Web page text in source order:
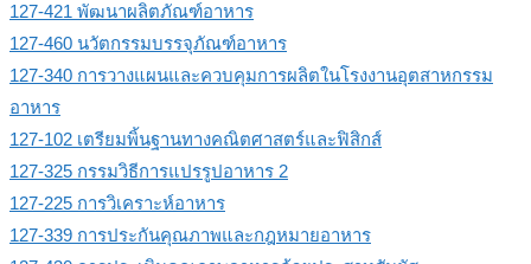
127-421 พัฒนาผลิตภัณฑ์อาหาร
127-460 นวัตกรรมบรรจุภัณฑ์อาหาร
127-340 การวางแผนและควบคุมการผลิตในโรงงานอุตสาหกรรม
อาหาร
127-102 เตรียมพิ้นฐานทางคณิตศาสตร์และฟิสิกส์
127-325 กรรมวิธีการแปรรูปอาหาร 2
127-225 การวิเคราะห์อาหาร
127-339 การประกันคุณภาพและกฎหมายอาหาร